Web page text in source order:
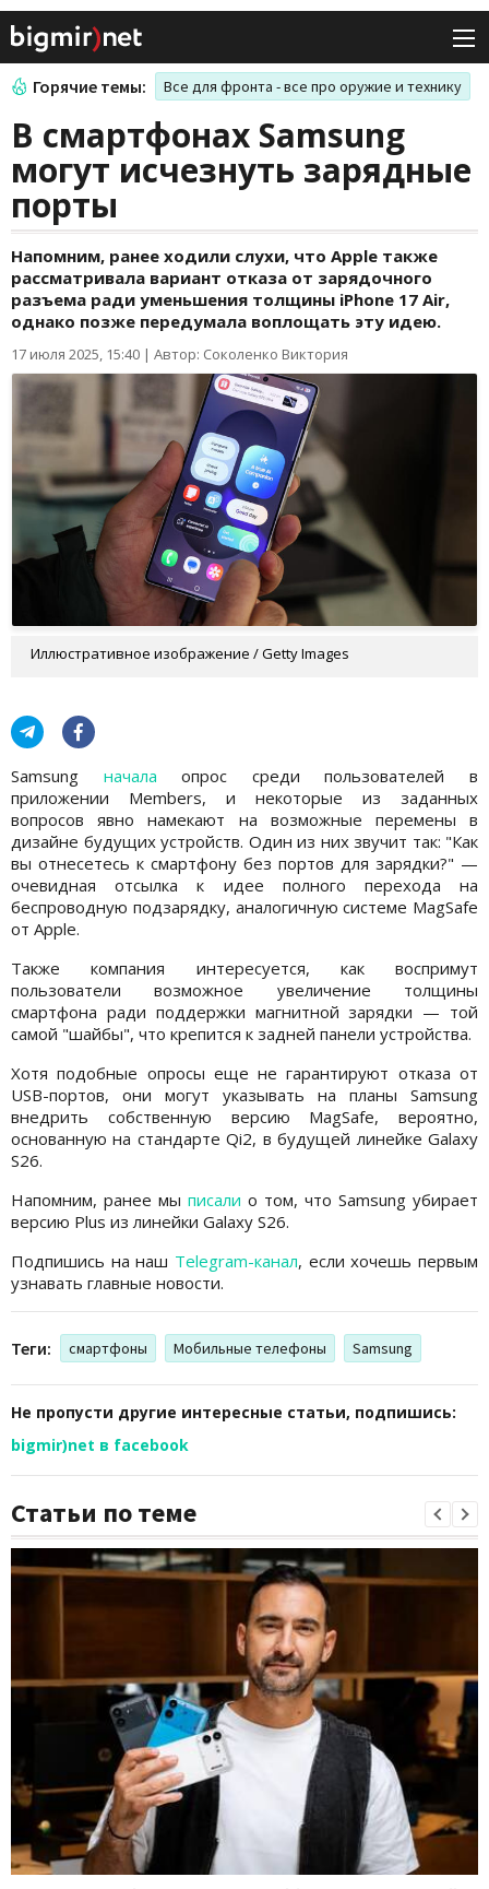
Горячие темы: Все для фронта - все про оружие и технику
В смартфонах Samsung
могут исчезнуть зарядные
порты
Напомним, ранее ходили слухи, что Apple также
рассматривала вариант отказа от зарядочного
разъема ради уменьшения толщины iPhone 17 Air,
однако позже передумала воплощать эту идею.
17 июля 2025, 15:40 | Автор: Соколенко Виктория
Иллюстративное изображение / Getty Images
Samsung начала опрос среди пользователей в
приложении Members, и некоторые из заданных
вопросов явно намекают на возможные перемены в
дизайне будущих устройств. Один из них звучит так: "Как
вы отнесетесь к смартфону без портов для зарядки?" —
очевидная отсылка к идее полного перехода на
беспроводную подзарядку, аналогичную системе MagSafe
от Apple.
Также компания интересуется, как воспримут
пользователи возможное увеличение толщины
смартфона ради поддержки магнитной зарядки — той
самой "шайбы", что крепится к задней панели устройства.
Хотя подобные опросы еще не гарантируют отказа от
USB-портов, они могут указывать на планы Samsung
внедрить собственную версию MagSafe, вероятно,
основанную на стандарте Qi2, в будущей линейке Galaxy
S26.
Напомним, ранее мы писали о том, что Samsung убирает
версию Plus из линейки Galaxy S26.
Подпишись на наш Telegram-канал, если хочешь первым
узнавать главные новости.
Теги: смартфоны Мобильные телефоны Samsung
Не пропусти другие интересные статьи, подпишись:
bigmir)net в facebook
Статьи по теме